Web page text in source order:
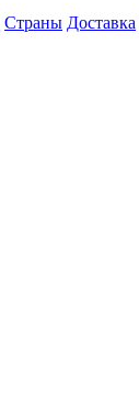
Страны Доставка